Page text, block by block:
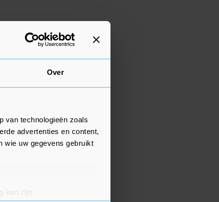
Over
van technologieën zoals
advertenties en content,
wie uw gegevens gebruikt
kan zijn